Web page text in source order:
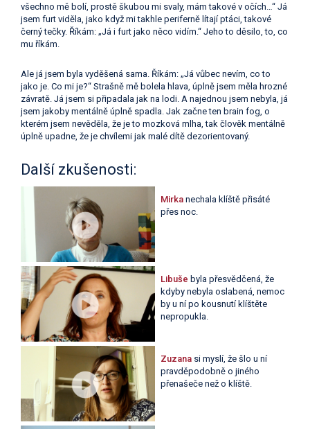
všechno mě bolí, prostě škubou mi svaly, mám takové v očích…“ Já
jsem furt viděla, jako když mi takhle periferně lítají ptáci, takové
černý tečky. Říkám: „Já i furt jako něco vidím.“ Jeho to děsilo, to, co
mu říkám.
Ale já jsem byla vyděšená sama. Říkám: „Já vůbec nevím, co to
jako je. Co mi je?“ Strašně mě bolela hlava, úplně jsem měla hrozné
závratě. Já jsem si připadala jak na lodi. A najednou jsem nebyla, já
jsem jakoby mentálně úplně spadla. Jak začne ten brain fog, o
kterém jsem nevěděla, že je to mozková mlha, tak člověk mentálně
úplně upadne, že je chvílemi jak malé dítě dezorientovaný.
Další zkušenosti:
Mirka nechala klíště přisáté
přes noc.
Libuše byla přesvědčená, že
kdyby nebyla oslabená, nemoc
by u ní po kousnutí klíštěte
nepropukla.
Zuzana si myslí, že šlo u ní
pravděpodobně o jiného
přenašeče než o klíště.